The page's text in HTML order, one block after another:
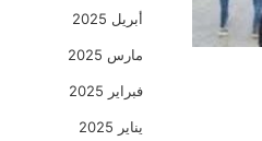
أبريل 2025
مارس 2025
فبراير 2025
يناير 2025